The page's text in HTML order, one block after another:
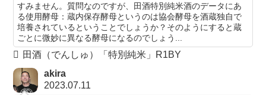
すみません。質問なのですが、田酒特別純米酒のデータにあ
る使用酵母：蔵内保存酵母というのは協会酵母を酒蔵独自で
培養されているということでしょうか？そのようにすると蔵
ごとに微妙に異なる酵母になるのでしょう...
田酒（でんしゅ）「特別純米」R1BY
akira
2023.07.11